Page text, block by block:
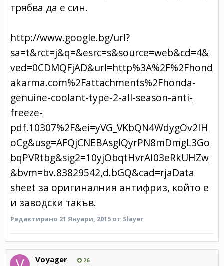
трябва да е син.
http://www.google.bg/url?
sa=t&rct=j&q=&esrc=s&source=web&cd=4&
ved=0CDMQFjAD&url=http%3A%2F%2Fhond
akarma.com%2Fattachments%2Fhonda-
genuine-coolant-type-2-all-season-anti-
freeze-
pdf.10307%2F&ei=yVG_VKbQN4WdygOv2IH
oCg&usg=AFQjCNEBAsglQyrPN8mDmgL3Go
bqPVRtbg&sig2=10yjObqtHvrAI03eRkUHZw
&bvm=bv.83829542,d.bGQ&cad=rjaData
sheet за оригиналния антифриз, който е
и заводски такъв.
Редактирано 21 Януари, 2015 от Slayer
Voyager 26